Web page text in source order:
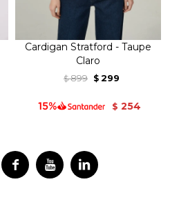
Cardigan Stratford - Taupe
Claro
$ 899 $ 299
$ 254
  